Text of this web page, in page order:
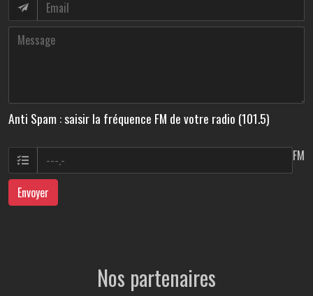
Anti Spam : saisir la fréquence FM de votre radio (101.5)
FM
Envoyer
Nos partenaires